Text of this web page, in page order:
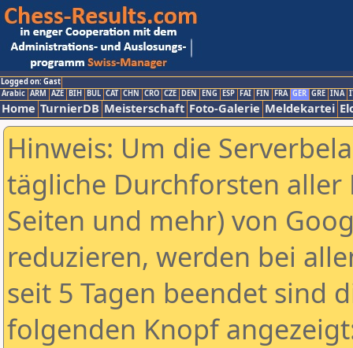
Logged on: Gast
Arabic ARM AZE BIH BUL CAT CHN CRO CZE DEN ENG ESP FAI FIN FRA GER GRE INA
Home TurnierDB Meisterschaft Foto-Galerie Meldekartei
Hinweis: Um die
tägliche Durchforsten aller
Seiten und mehr) von
reduzieren, werden bei
seit 5 Tagen beendet sind
folgenden Knopf